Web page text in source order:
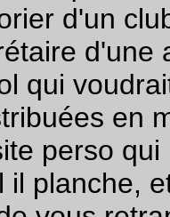
d'un
qui
en
perso
il planche,